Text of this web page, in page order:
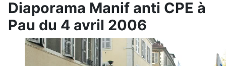
Diaporama Manif anti CPE à
Pau du 4 avril 2006